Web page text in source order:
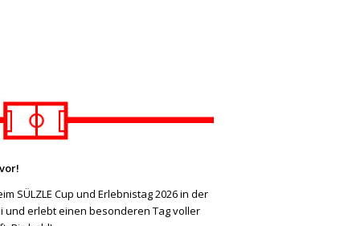
SÜLZLE Cup und Erlebnistag 2026 in der
und erlebt einen besonderen Tag voller